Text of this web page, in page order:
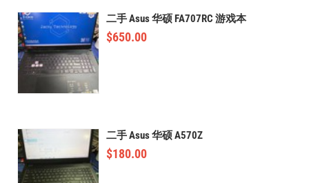
二手 Asus 华硕 FA707RC 游戏本
$650.00
二手 Asus 华硕 A570Z
$180.00